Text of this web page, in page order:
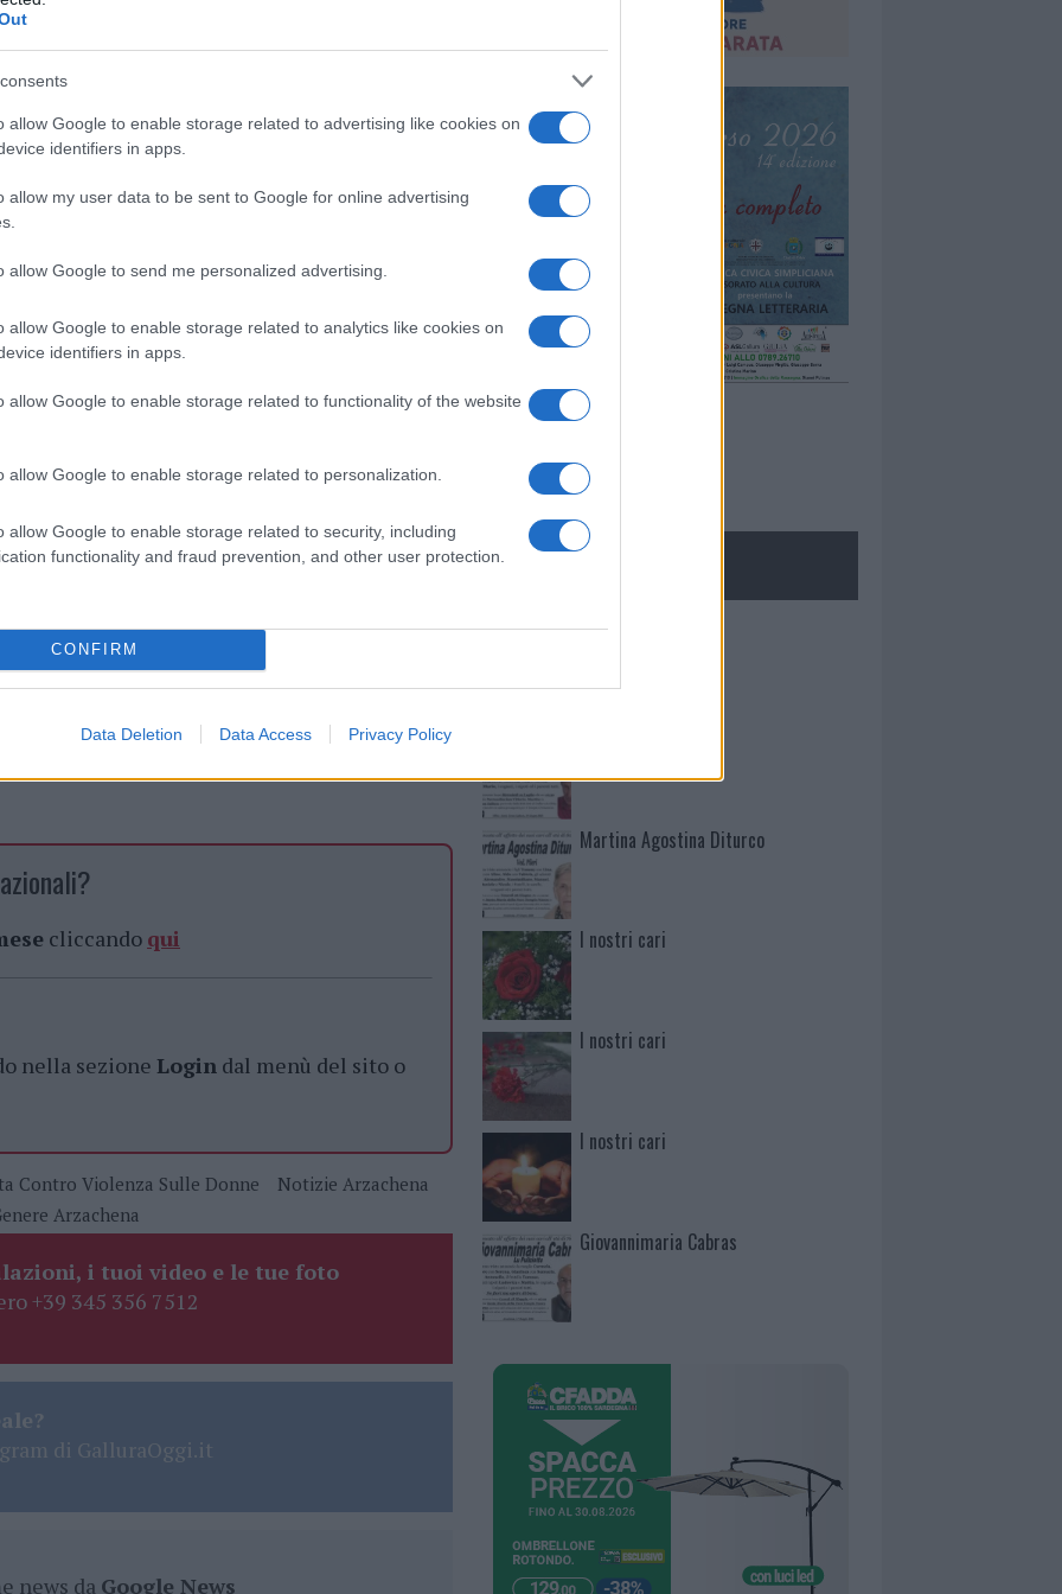
allow Google to enable storage related to advertising like cookies on
identifiers in apps.
allow my user data to be sent to Google for online advertising
allow Google to send me personalized advertising.
allow Google to enable storage related to analytics like cookies on
identifiers in apps.
allow Google to enable storage related to functionality of the website
allow Google to enable storage related to personalization.
allow Google to enable storage related to security, including
functionality and fraud prevention, and other user protection.
CONFIRM
Data Deletion Data Access Privacy Policy
e formazione su un fenomeno
le donne, ma che coinvolge anche
sanitari del territorio, quotidianamente
di aiuto. Insieme alle colleghe, ci
violenza domestica che si ripercuote sui
anche dellosportello Le Ninfee , che
e un valido sostegno psicologico
ninfea vogliamo mettere in luce la
Agostino Loriga, psicoterapeuta al
sociale Salvatore Deriuprevedei saluti
Stefania Pileri “Violenza sulle donne e
centro di ascolto Le Ninfee”;
Loriga “Vivere con Barbablù: la
sui minori”; l’intervento dell’avvocato
e contesto socio culturale”; la
famiglie a cura della psicologa Anna Dau e
cliccando qui
nella sezione Login dal menù del sito o
Contro Violenza Sulle Donne
Notizie Arzachena
Arzachena
i tuoi video e le tue foto
+39 345 356 7512
di GalluraOggi.it
news da Google News
Mario Malu
Martina Agostina Diturco
I nostri cari
I nostri cari
I nostri cari
Giovannimaria Cabras